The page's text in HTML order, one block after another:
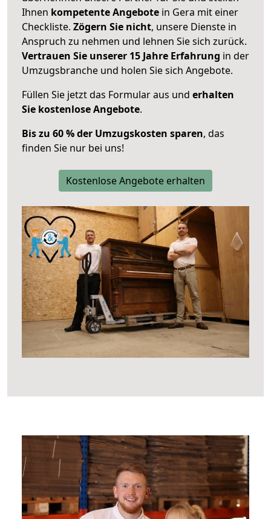
Ihnen kompetente Angebote in Gera mit einer
Checkliste. Zögern Sie nicht, unsere Dienste in
Anspruch zu nehmen und lehnen Sie sich zurück.
Vertrauen Sie unserer 15 Jahre Erfahrung in der
Umzugsbranche und holen Sie sich Angebote.
Füllen Sie jetzt das Formular aus und erhalten
Sie kostenlose Angebote.
Bis zu 60 % der Umzugskosten sparen, das
finden Sie nur bei uns!
Kostenlose Angebote erhalten